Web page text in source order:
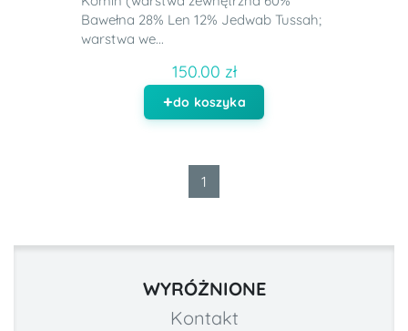
Bawełna 28% Len 12% Jedwab Tussah;
warstwa we...
150.00 zł
do koszyka
1
WYRÓŻNIONE
Kontakt